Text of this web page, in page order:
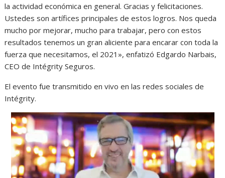
la actividad económica en general. Gracias y felicitaciones.
Ustedes son artífices principales de estos logros. Nos queda
mucho por mejorar, mucho para trabajar, pero con estos
resultados tenemos un gran aliciente para encarar con toda la
fuerza que necesitamos, el 2021», enfatizó Edgardo Narbais,
CEO de Intégrity Seguros.
El evento fue transmitido en vivo en las redes sociales de
Intégrity.